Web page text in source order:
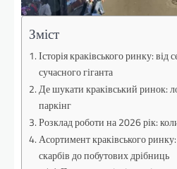
Зміст
Історія краківського ринку: від
сучасного гіганта
Де шукати краківський ринок:
паркінг
Розклад роботи на 2026 рік:
Асортимент краківського
скарбів до побутових дрібниць